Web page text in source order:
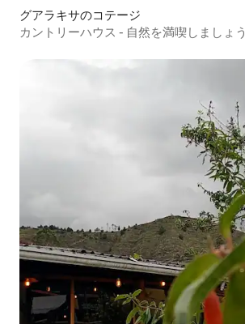
グアラキサのコテージ
カントリーハウス - 自然を満喫しましょう